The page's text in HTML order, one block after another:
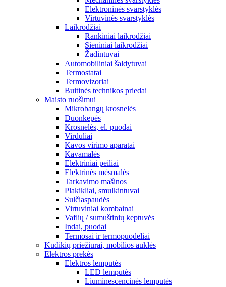
Elektroninės svarstyklės
Virtuvinės svarstyklės
Laikrodžiai
Rankiniai laikrodžiai
Sieniniai laikrodžiai
Žadintuvai
Automobiliniai šaldytuvai
Termostatai
Termovizoriai
Buitinės technikos priedai
Maisto ruošimui
Mikrobangų krosnelės
Duonkepės
Krosnelės, el. puodai
Virduliai
Kavos virimo aparatai
Kavamalės
Elektriniai peiliai
Elektrinės mėsmalės
Tarkavimo mašinos
Plakikliai, smulkintuvai
Sulčiaspaudės
Virtuviniai kombainai
Vaflių / sumuštinių keptuvės
Indai, puodai
Termosai ir termopuodeliai
Kūdikių priežiūrai, mobilios auklės
Elektros prekės
Elektros lemputės
LED lemputės
Liuminescencinės lemputės